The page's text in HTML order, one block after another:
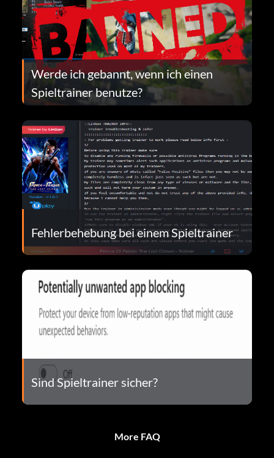
Werde ich gebannt, wenn ich einen
Spieltrainer benutze?
Fehlerbehebung bei einem Spieltrainer
Sind Spieltrainer sicher?
More FAQ